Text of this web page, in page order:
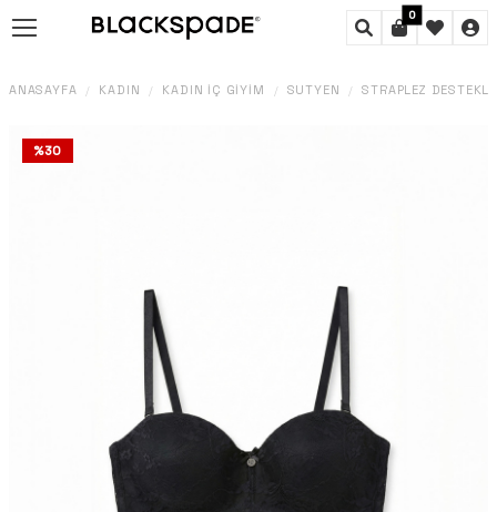
0
ANASAYFA / KADIN / KADIN İÇ GIYIM / SÜTYEN / STRAPLEZ
%30